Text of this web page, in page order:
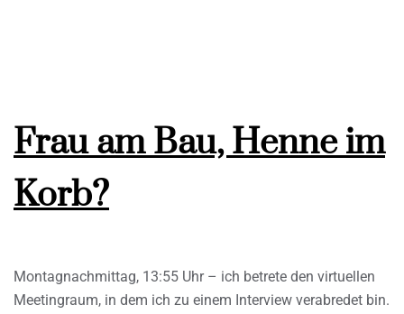
Frau am Bau, Henne im
Korb?
Montagnachmittag, 13:55 Uhr – ich betrete den virtuellen
Meetingraum, in dem ich zu einem Interview verabredet bin.